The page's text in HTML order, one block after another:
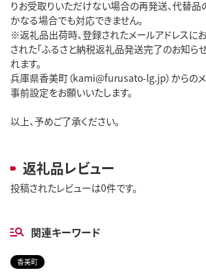
りお受取りいただけない場合の再発送、代替品
かなる場合でも対応できません。
※返礼品出荷時、登録されたメールアドレスに
された「ふるさと納税返礼品発送完了のお知ら
れます。
兵庫県香美町（kami@furusato-lg.jp）からの
事前設定をお願いいたします。
以上、予めご了承ください。
返礼品レビュー
投稿されたレビューは0件です。
関連キーワード
香美町